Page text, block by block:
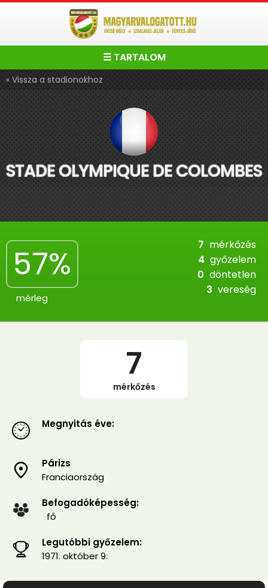
☰ TARTALOM
« Vissza a stadionokhoz
STADE OLYMPIQUE DE COLOMBES
57%
mérleg
7 mérkőzés
4 győzelem
0 döntetlen
3 vereség
7
mérkőzés
Megnyitás éve:
Párizs
Franciaország
Befogadóképesség:
fő
Legutóbbi győzelem:
1971. október 9.